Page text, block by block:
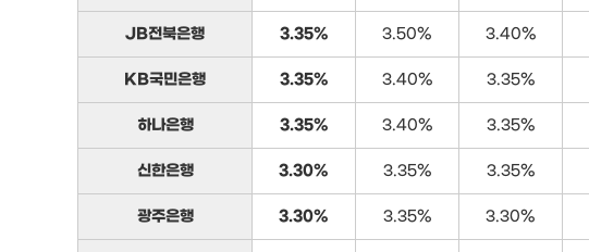
JB전북은행 3.35% 3.50% 3.40%
KB국민은행 3.35% 3.40% 3.35%
하나은행 3.35% 3.40% 3.35%
신한은행 3.30% 3.35% 3.35%
광주은행 3.30% 3.35% 3.30%